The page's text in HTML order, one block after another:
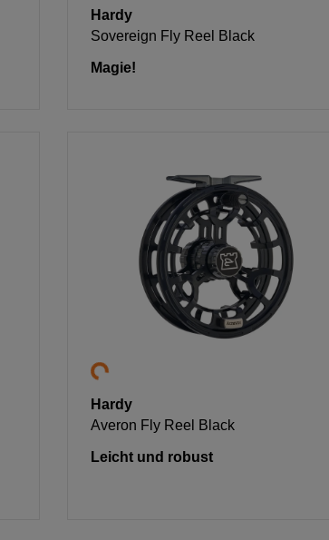
Hardy
Sovereign Fly Reel Black
Magie!
Hardy
Averon Fly Reel Black
Leicht und robust